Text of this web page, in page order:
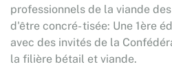
professionnels de la viande
d'être concré- tisée: Une 1ère
avec des invités de la
la filière bétail et viande.